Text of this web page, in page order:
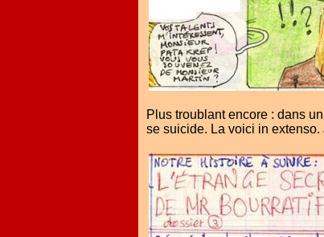
Plus troublant encore : dans
se suicide. La voici in